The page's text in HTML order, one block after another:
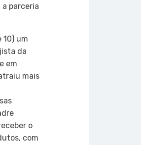
parceria
10) um
da
em
mais
o
com